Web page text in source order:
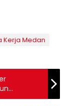
Kerja Medan